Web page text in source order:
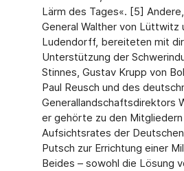
Lärm des Tages«. [5]
General Walther von Lüttwitz
Ludendorff, bereiteten mit
Unterstützung der
Stinnes, Gustav Krupp von
Paul Reusch und des
Generallandschaftsdirektors
er gehörte zu den
Aufsichtsrates der
Putsch zur Errichtung einer
Beides – sowohl die Lösung